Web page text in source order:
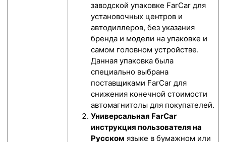
заводской упаковке FarCar для
установочных центров и
автодиллеров, без указания
бренда и модели на упаковке и
самом головном устройстве.
Данная упаковка была
специально выбрана
поставщиками FarCar для
снижения конечной стоимости
автомагнитолы для покупателей.
Универсальная FarCar
инструкция пользователя на
Русском языке в бумажном или